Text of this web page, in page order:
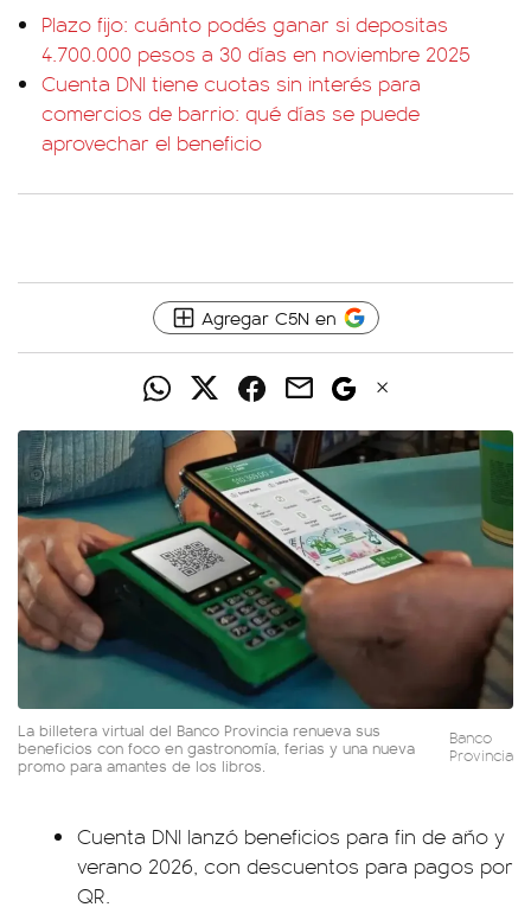
Plazo fijo: cuánto podés ganar si depositas
4.700.000 pesos a 30 días en noviembre 2025
Cuenta DNI tiene cuotas sin interés para
comercios de barrio: qué días se puede
aprovechar el beneficio
Agregar C5N en
La billetera virtual del Banco Provincia renueva sus
beneficios con foco en gastronomía, ferias y una nueva
promo para amantes de los libros.
Banco
Provincia
Cuenta DNI lanzó beneficios para fin de año y
verano 2026, con descuentos para pagos por
QR.